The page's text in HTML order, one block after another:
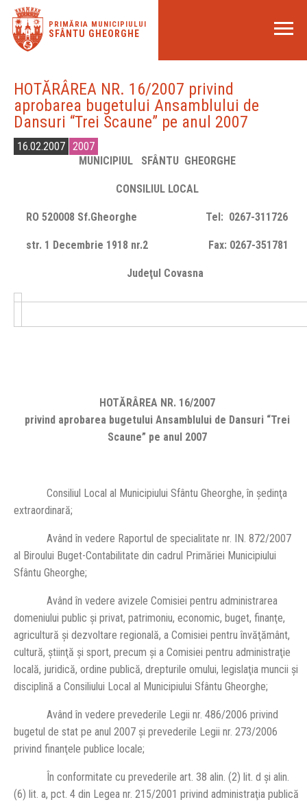
PRIMĂRIA MUNICIPIULUI
SFÂNTU GHEORGHE
HOTĂRÂREA NR. 16/2007 privind
aprobarea bugetului Ansamblului de
Dansuri “Trei Scaune” pe anul 2007
16.02.2007 2007
MUNICIPIUL SFÂNTU GHEORGHE
CONSILIUL LOCAL
RO 520008 Sf.Gheorghe Tel: 0267-311726
str. 1 Decembrie 1918 nr.2 Fax: 0267-351781
Judeţul Covasna
HOTĂRÂREA NR. 16/2007
privind aprobarea bugetului Ansamblului de Dansuri “Trei
Scaune” pe anul 2007
Consiliul Local al Municipiului Sfântu Gheorghe, în şedinţa
extraordinară;
Având în vedere Raportul de specialitate nr. IN. 872/2007
al Biroului Buget-Contabilitate din cadrul Primăriei Municipiului
Sfântu Gheorghe;
Având în vedere avizele Comisiei pentru administrarea
domeniului public şi privat, patrimoniu, economic, buget, finanţe,
agricultură şi dezvoltare regională, a Comisiei pentru învăţământ,
cultură, ştiinţă şi sport, precum şi a Comisiei pentru administraţie
locală, juridică, ordine publică, drepturile omului, legislaţia muncii şi
disciplină a Consiliului Local al Municipiului Sfântu Gheorghe;
Având în vedere prevederile Legii nr. 486/2006 privind
bugetul de stat pe anul 2007 şi prevederile Legii nr. 273/2006
privind finanţele publice locale;
În conformitate cu prevederile art. 38 alin. (2) lit. d şi alin.
(6) lit. a, pct. 4 din Legea nr. 215/2001 privind administraţia publică